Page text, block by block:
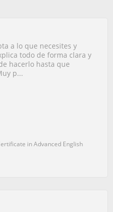
a lo que necesites y
todo de forma clara y
hacerlo hasta que
p...
in Advanced English